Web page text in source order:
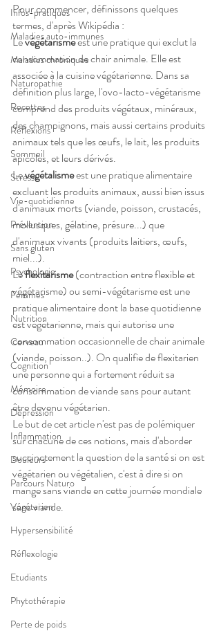
Infos-pratiques
Maladies auto-immunes
Maladies chroniques
Naturopathie
Recettes
Réflexions
Sommeil
Stress
Vie-quotidienne
Prévention
Sans gluten
Psychologie
Femmes
Nutrition
Cerveau
Cognition
Mémoire
Dépression
Inflammation
Douleurs
Parcours Naturo
Végétarien
Hypersensibilité
Réflexologie
Etudiants
Phytothérapie
Perte de poids
Pour commencer, définissons quelques
termes, d'après Wikipédia :
Le végétarisme est une pratique qui exclut la
consommation de chair animale. Elle est
associée à la cuisine végétarienne. Dans sa
définition plus large, l'ovo-lacto-végétarisme
comprend des produits végétaux, minéraux,
des champignons, mais aussi certains produits
animaux tels que les œufs, le lait, les produits
apicoles, et leurs dérivés.
Le végétalisme est une pratique alimentaire
excluant les produits animaux, aussi bien issus
d'animaux morts (viande, poisson, crustacés,
mollusques, gélatine, présure...) que
d'animaux vivants (produits laitiers, œufs,
miel...).
Le flexitarisme (contraction entre flexible et
végétarisme) ou semi-végétarisme est une
pratique alimentaire dont la base quotidienne
est végétarienne, mais qui autorise une
consommation occasionnelle de chair animale
(viande, poisson..). On qualifie de flexitarien
une personne qui a fortement réduit sa
consommation de viande sans pour autant
être devenu végétarien.
Le but de cet article n'est pas de polémiquer
sur chacune de ces notions, mais d'aborder
succinctement la question de la santé si on est
végétarien ou végétalien, c'est à dire si on
mange sans viande en cette journée mondiale
sans viande.